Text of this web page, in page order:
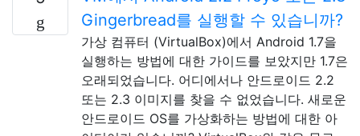
Gingerbread를 실행할 수 있습니까?
가상 컴퓨터 (VirtualBox)에서 Android 1.7을
실행하는 방법에 대한 가이드를 보았지만 1.7은
오래되었습니다. 어디에서나 안드로이드 2.2
또는 2.3 이미지를 찾을 수 없었습니다. 새로운
안드로이드 OS를 가상화하는 방법에 대한 아